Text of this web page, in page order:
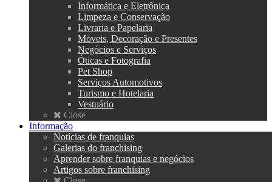
Informática e Eletrônica
Limpeza e Conservação
Livraria e Papelaria
Móveis, Decoração e Presentes
Negócios e Serviços
Óticas e Fotografia
Pet Shop
Serviços Automotivos
Turismo e Hotelaria
Vestuário
Close
Informação
Notícias de franquias
Galerias do franchising
Aprender sobre franquias e negócios
Artigos sobre franchising